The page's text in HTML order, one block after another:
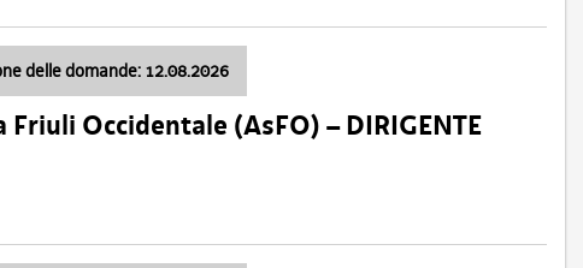
delle domande: 12.08.2026
Occidentale (AsFO) – DIRIGENTE